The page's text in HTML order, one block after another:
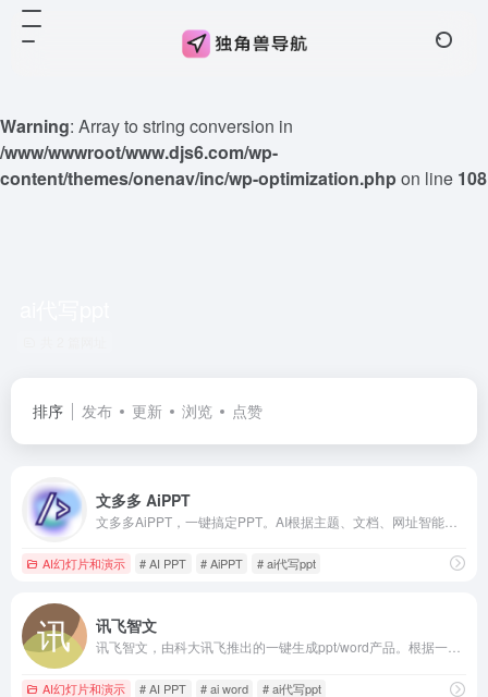
Warning: Array to string conversion in
/www/wwwroot/www.djs6.com/wp-
content/themes/onenav/inc/wp-optimization.phpon line 108
排序 发布 更新 浏览 点赞
文多多 AiPPT
AI幻灯片和演示 # AI PPT # AiPPT # ai代写ppt
讯飞智文
AI幻灯片和演示 # AI PPT # ai word # ai代写ppt